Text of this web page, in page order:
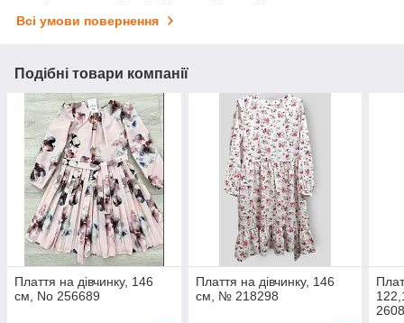
Всі умови повернення
Подібні товари компанії
Плаття на дівчинку, 146
см, No 256689
Плаття на дівчинку, 146
см, № 218298